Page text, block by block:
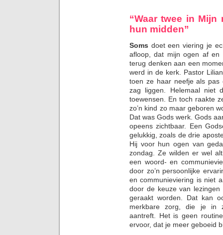
“Waar twee in
hun midden”
Soms doet een viering je
afloop, dat mijn ogen af en
terug denken aan een
werd in de kerk. Pastor
toen ze haar neefje als
zag liggen. Helemaal niet
toewensen. En toch raakte
zo’n kind zo maar geboren
Dat was Gods werk. Gods
opeens zichtbaar. Een
gelukkig, zoals de drie
Hij voor hun ogen van
zondag. Ze wilden er wel
een woord- en
door zo’n persoonlijke
en communieviering is niet
door de keuze van
geraakt worden. Dat kan
merkbare zorg, die je in
aantreft. Het is geen
ervoor, dat je meer geboeid